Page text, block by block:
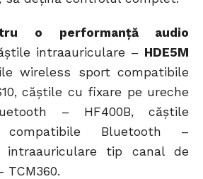
o performanță audio
intraauriculare – HDE5M
wireless sport compatibile
căștile cu fixare pe ureche
– HF400B, căștile
compatibile Bluetooth –
intraauriculare tip canal de